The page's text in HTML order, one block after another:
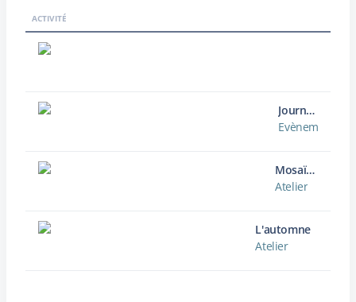
ACTIVITÉ
Journées européennes du Patrimoine
Evènement /
Mosaïque en graines
Atelier
L'automne
Atelier